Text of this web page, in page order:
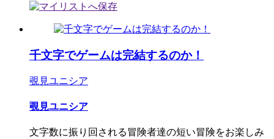
千文字でゲームは完結するのか！
覗見ユニシア
覗見ユニシア
文字数に振り回される冒険者達の短い冒険をお楽しみ